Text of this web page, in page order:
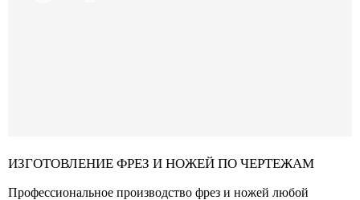
ИЗГОТОВЛЕНИЕ ФРЕЗ И НОЖЕЙ ПО ЧЕРТЕЖАМ
Профессиональное производство фрез и ножей любой